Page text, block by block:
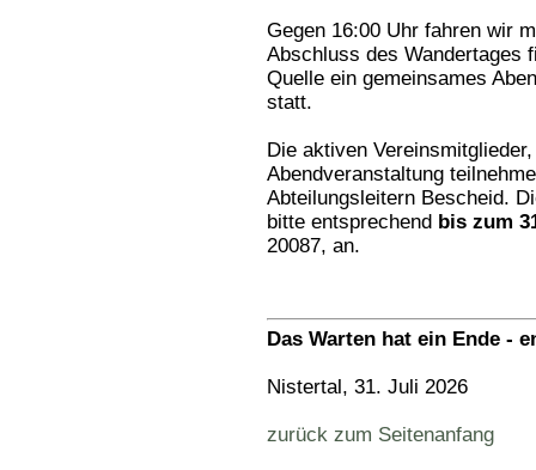
Gegen 16:00 Uhr fahren wir
Abschluss des Wandertages
Quelle ein gemeinsames
statt.
Die aktiven
Abendveranstaltung
Abteilungsleitern Bescheid.
bitte entsprechend bis zum
20087, an.
Das Warten hat ein Ende -
Nistertal, 31. Juli 2026
zurück zum Seitenanfang